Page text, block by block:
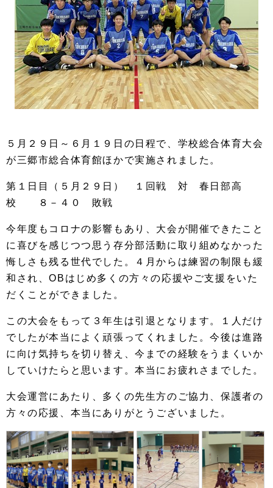
５月２９日～６月１９日の日程で、学校総合体育大会
が三郷市総合体育館ほかで実施されました。
第１日目（５月２９日） １回戦 対 春日部高
校 ８－４０ 敗戦
今年度もコロナの影響もあり、大会が開催できたこと
に喜びを感じつつ思う存分部活動に取り組めなかった
悔しさも残る世代でした。４月からは練習の制限も緩
和され、OBはじめ多くの方々の応援やご支援をいた
だくことができました。
この大会をもって３年生は引退となります。１人だけ
でしたが本当によく頑張ってくれました。今後は進路
に向け気持ちを切り替え、今までの経験をうまくいか
していけたらと思います。本当にお疲れさまでした。
大会運営にあたり、多くの先生方のご協力、保護者の
方々の応援、本当にありがとうございました。